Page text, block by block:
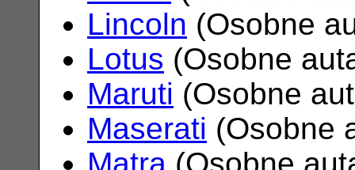
Lincoln (Osobne
Lotus (Osobne
Maruti (Osobne
Maserati (Osobne